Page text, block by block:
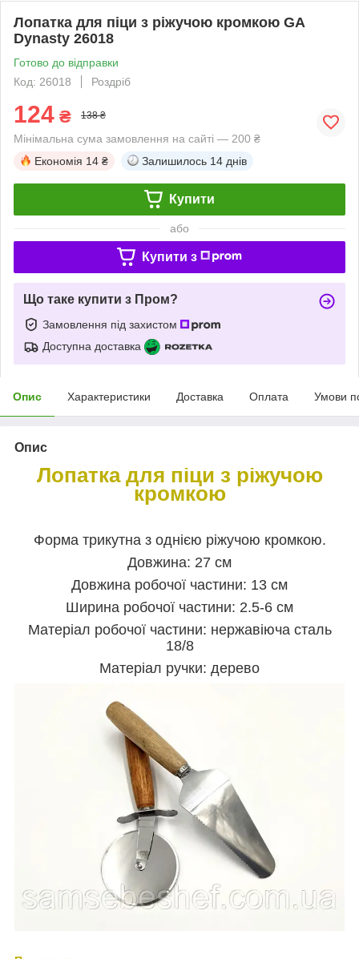
Лопатка для піци з ріжучою кромкою GA
Dynasty 26018
Готово до відправки
Код: 26018
Роздріб
124 ₴ 138 ₴
Мінімальна сума замовлення на сайті — 200 ₴
Економія 14 ₴ Залишилось 14 днів
Купити
або
Купити з
Що таке купити з Пром?
Замовлення під захистом
Доступна доставка
Опис Характеристики Доставка Оплата Умови
Опис
Лопатка для піци з ріжучою
кромкою
Форма трикутна з однією ріжучою кромкою.
Довжина: 27 см
Довжина робочої частини: 13 см
Ширина робочої частини: 2.5-6 см
Матеріал робочої частини: нержавіюча сталь
18/8
Матеріал ручки: дерево